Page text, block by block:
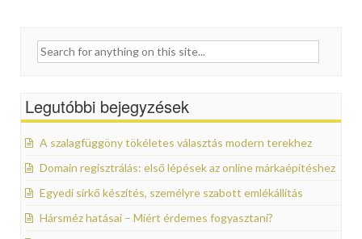
Search for:
Legutóbbi bejegyzések
A szalagfüggöny tökéletes választás modern terekhez
Domain regisztrálás: első lépések az online márkaépítéshez
Egyedi sírkő készítés, személyre szabott emlékállítás
Hársméz hatásai – Miért érdemes fogyasztani?